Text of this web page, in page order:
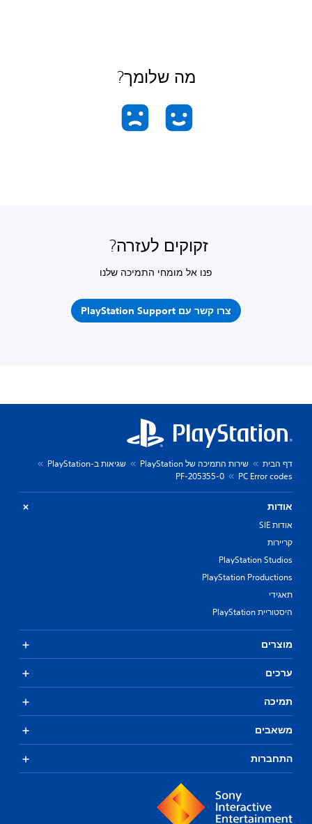
מה שלומך?
זקוקים לעזרה?
פנו אל מומחי התמיכה שלנו
צרו קשר עם PlayStation Support
דף הבית שירות התמיכה של PlayStation
שגיאות ב-PlayStation
PC Error codes
PF-205355-0
אודות
אודות SIE
קריירות
PlayStation Studios
PlayStation Productions
תאגידי
היסטוריית PlayStation
מוצרים
ערכים
תמיכה
משאבים
התחברות